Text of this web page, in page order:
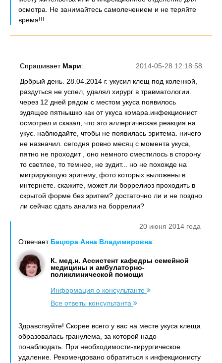
осмотра. Не занимайтесь самолечением и не теряйте
время!!!
2014-05-28 12:18:58
Спрашивает Мари:
Добрый день. 28.04.2014 г. укусил клещ под коленкой,
раздуться не успел, удалял хирург в травматологии.
через 12 дней рядом с местом укуса появилось
зудящее пятнышко как от укуса комара.инфекционист
осмотрел и сказал, что это аллергическая реакция на
укус. наблюдайте, чтобы не появилась эритема. ничего
не назначил. сегодня ровно месяц с момента укуса,
пятно не проходит , оно немного сместилось в сторону
то светлее, то темнее, не зудит... но не похожде на
мигрирующую эритему, фото которых выложены в
интернете. скажите, может ли боррелиоз проходить в
скрытой форме без эритем? достаточно ли и не поздно
ли сейчас сдать анализ на боррелии?
20 июня 2014 года
Отвечает Бацюра Анна Владимировна:
К. мед.н. Ассистент кафедры семейной
медицины и амбулаторно-
поликлинической помощи
Информация о консультанте
Все ответы консультанта
Здравствуйте! Скорее всего у вас на месте укуса клеща
образовалась гранулема, за которой надо
понаблюдать. При необходимости-хирургическое
удаление. Рекомендовано обратиться к инфекционисту